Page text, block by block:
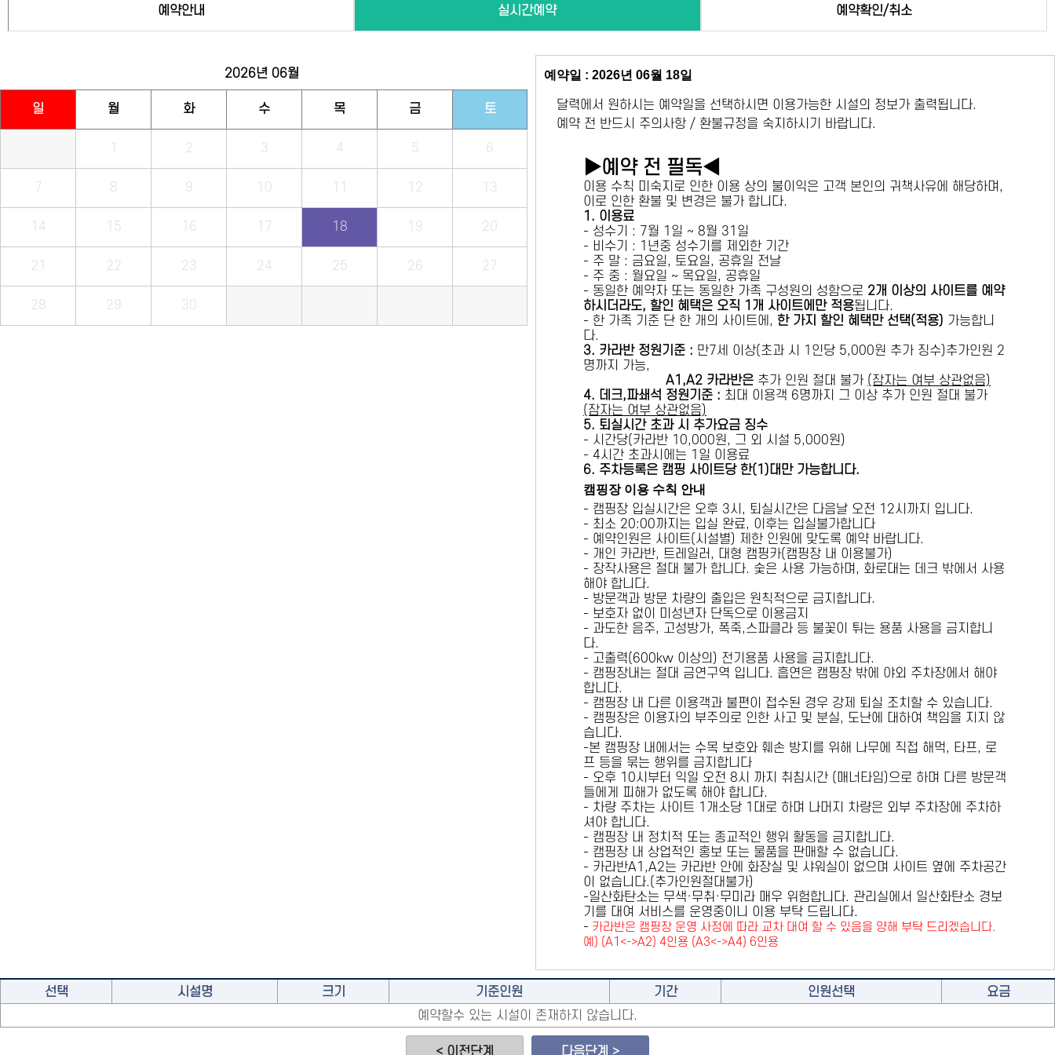
예약안내 실시간예약 예약확인/취소
2026년 06월
일 월 화 수 목 금 토
1 2 3 4 5 6
7 8 9 10 11 12 13
14 15 16 17 18 19 20
21 22 23 24 25 26 27
28 29 30
예약일 : 2026년 06월 18일
달력에서 원하시는 예약일을 선택하시면 이용가능한 시설의 정보가 출력됩니다.
예약 전 반드시 주의사항 / 환불규정을 숙지하시기 바랍니다.
▶예약 전 필독◀
이용 수칙 미숙지로 인한 이용 상의 불이익은 고객 본인의 귀책사유에 해당하며,
이로 인한 환불 및 변경은 불가 합니다.
1. 이용료
- 성수기 : 7월 1일 ~ 8월 31일
- 비수기 : 1년중 성수기를 제외한 기간
- 주 말 : 금요일, 토요일, 공휴일 전날
- 주 중 : 월요일 ~ 목요일, 공휴일
- 동일한 예약자 또는 동일한 가족 구성원의 성함으로 2개 이상의 사이트를 예약
하시더라도, 할인 혜택은 오직 1개 사이트에만 적용됩니다.
- 한 가족 기준 단 한 개의 사이트에, 한 가지 할인 혜택만 선택(적용) 가능합니
다.
3. 카라반 정원기준 : 만7세 이상(초과 시 1인당 5,000원 추가 징수)추가인원 2
명까지 가능,
A1,A2 카라반은 추가 인원 절대 불가 (잠자는 여부 상관없음)
4. 데크,파쇄석 정원기준 : ​최대 이용객 6명까지 그 이상 추가 인원 절대 불가
(잠자는 여부 상관없음)
5. 퇴실시간 초과 시 추가요금 징수
- 시간당(카라반 10,000원, 그 외 시설 5,000원)
- 4시간 초과시에는 1일 이용료
6. 주차등록은 캠핑 사이트당 한(1)대만 가능합니다.
캠핑장 이용 수칙 안내
- 캠핑장 입실시간은 오후 3시, 퇴실시간은 다음날 오전 12시까지 입니다.
- 최소 20:00까지는 입실 완료, 이후는 입실불가합니다
- 예약인원은 사이트(시설별) 제한 인원에 맞도록 예약 바랍니다.
- 개인 카라반, 트레일러, 대형 캠핑카(캠핑장 내 이용불가)
- 장작사용은 절대 불가 합니다. 숯은 사용 가능하며, 화로대는 데크 밖에서 사용
해야 합니다.
- 방문객과 방문 차량의 출입은 원칙적으로 금지합니다.
- 보호자 없이 미성년자 단독으로 이용금지
- 과도한 음주, 고성방가, 폭죽,스파클라 등 불꽃이 튀는 용품 사용을 금지합니
다.
- 고출력(600kw 이상의) 전기용품 사용을 금지합니다.
- 캠핑장내는 절대 금연구역 입니다. 흡연은 캠핑장 밖에 야외 주차장에서 해야
합니다.
- 캠핑장 내 다른 이용객과 불편이 접수된 경우 강제 퇴실 조치할 수 있습니다.
- 캠핑장은 이용자의 부주의로 인한 사고 및 분실, 도난에 대하여 책임을 지지 않
습니다.
-본 캠핑장 내에서는 수목 보호와 훼손 방지를 위해 나무에 직접 해먹, 타프, 로
프 등을 묶는 행위를 금지 합니다
- 오후 10시부터 익일 오전 8시 까지 취침시간 (매너타임)으로 하며 다른 방문객
들에게 피해가 없도록 해야 합니다.
- 차량 주차는 사이트 1개소당 1대로 하며 나머지 차량은 외부 주차장에 주차하
셔야 합니다.
- 캠핑장 내 정치적 또는 종교적인 행위 활동을 금지합니다.
- 캠핑장 내 상업적인 홍보 또는 물품을 판매할 수 없습니다.
- 카라반A1,A2는 카라반 안에 화장실 및 샤워실이 없으며 사이트 옆에 주차공간
이 없습니다.(추가인원절대불가)
-일산화탄소는 무색·무취·무미라 매우 위험합니다. 관리실에서 일산화탄소 경보
기를 대여 서비스를 운영중이니 이용 부탁 드립니다.
- 카라반은 캠핑장 운영 사정에 따라 교차 대여 할 수 있음을 양해 부탁 드리겠습니다.
예) (A1<->A2) 4인용 (A3<->A4) 6인용
선택 시설명 크기 기준인원 기간 인원선택
요금
예약할수 있는 시설이 존재하지 않습니다.
< 이전단계 다음단계 >